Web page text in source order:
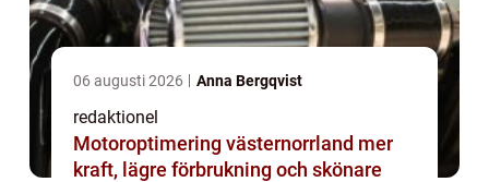
06 augusti 2026 Anna Bergqvist
redaktionel
Motoroptimering västernorrland mer
kraft, lägre förbrukning och skönare